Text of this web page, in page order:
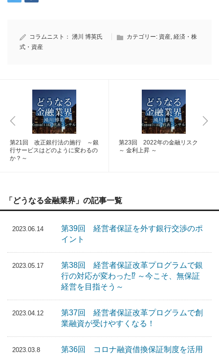
コラムニスト： 湧川 博英氏 カテゴリー: 資産 経済・株
式・資産
第21回 改正銀行法の施行 ～銀
行サービスはどのように変わるの
か？～
第23回 2022年の金融リスク
～ 金利上昇 ～
「どうなる金融業界」の記事一覧
2023.06.14
第39回 経営者保証を外す銀行交渉のポ
イント
2023.05.17
第38回 経営者保証改革プログラムで銀
行の対応が変わった⁉ ～今こそ、無保証
経営を目指そう～
2023.04.12
第37回 経営者保証改革プログラムで創
業融資が受けやすくなる！
2023.03.8
第36回 コロナ融資借換保証制度を活用